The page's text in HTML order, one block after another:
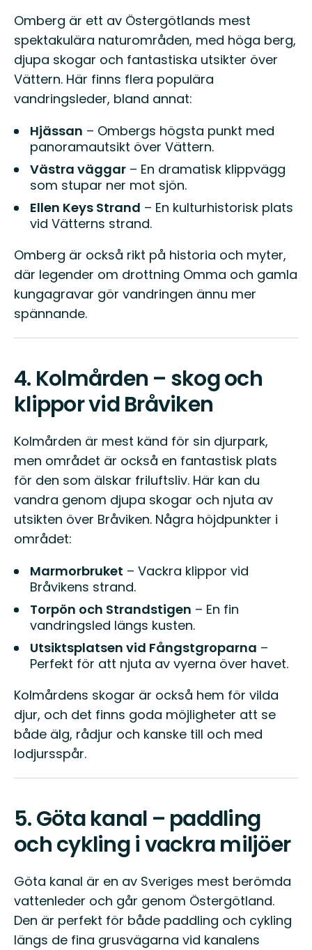
Omberg är ett av Östergötlands mest
spektakulära naturområden, med höga berg,
djupa skogar och fantastiska utsikter över
Vättern. Här finns flera populära
vandringsleder, bland annat:
Hjässan – Ombergs högsta punkt med
panoramautsikt över Vättern.
Västra väggar – En dramatisk klippvägg
som stupar ner mot sjön.
Ellen Keys Strand – En kulturhistorisk plats
vid Vätterns strand.
Omberg är också rikt på historia och myter,
där legender om drottning Omma och gamla
kungagravar gör vandringen ännu mer
spännande.
4. Kolmården – skog och
klippor vid Bråviken
Kolmården är mest känd för sin djurpark,
men området är också en fantastisk plats
för den som älskar friluftsliv. Här kan du
vandra genom djupa skogar och njuta av
utsikten över Bråviken. Några höjdpunkter i
området:
Marmorbruket – Vackra klippor vid
Bråvikens strand.
Torpön och Strandstigen – En fin
vandringsled längs kusten.
Utsiktsplatsen vid Fångstgroparna –
Perfekt för att njuta av vyerna över havet.
Kolmårdens skogar är också hem för vilda
djur, och det finns goda möjligheter att se
både älg, rådjur och kanske till och med
lodjursspår.
5.Göta kanal – paddling
och cykling i vackra miljöer
Göta kanal är en av Sveriges mest berömda
vattenleder och går genom Östergötland.
Den är perfekt för både paddling och cykling
längs de fina grusvägarna vid kanalens